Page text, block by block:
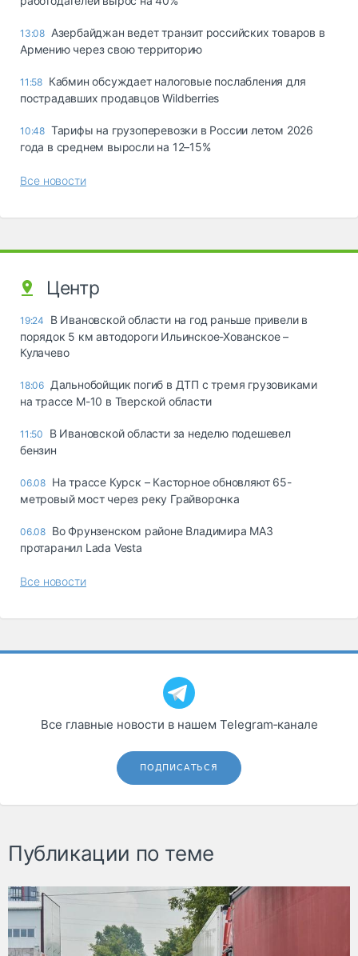
13:08 Азербайджан ведет транзит российских товаров в
Армению через свою территорию
11:58 Кабмин обсуждает налоговые послабления для
пострадавших продавцов Wildberries
10:48 Тарифы на грузоперевозки в России летом 2026
года в среднем выросли на 12–15%
Все новости
Центр
19:24
В Ивановской области на год раньше привели в
порядок 5 км автодороги Ильинское-Хованское –
Кулачево
18:06 Дальнобойщик погиб в ДТП с тремя грузовиками
на трассе М-10 в Тверской области
11:50
В Ивановской области за неделю подешевел
бензин
06.08 На трассе Курск – Касторное обновляют 65-
метровый мост через реку Грайворонка
06.08 Во Фрунзенском районе Владимира МАЗ
протаранил Lada Vesta
Все новости
Все главные новости в нашем Telegram‑канале
ПОДПИСАТЬСЯ
Публикации по теме